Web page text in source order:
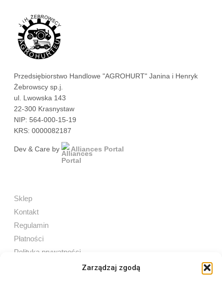
Zarządzaj zgodą
Przedsiębiorstwo Handlowe "AGROHURT" Janina i Henryk
Żebrowscy sp.j.
ul. Lwowska 143
22-300 Krasnystaw
NIP: 564-000-15-19
KRS: 0000082187
Dev & Care by Alliances Portal
Sklep
Kontakt
Regulamin
Płatności
Polityka prywatności